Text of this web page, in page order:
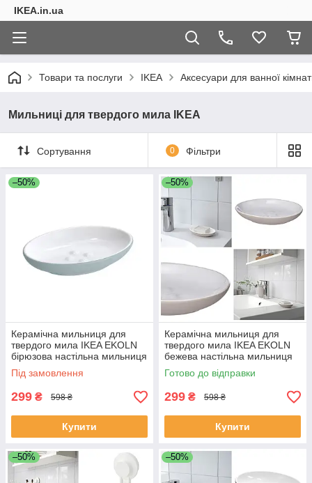
IKEA.in.ua
Товари та послуги IKEA Аксесуари для ванної
Мильниці для твердого мила IKEA
Сортування 0 Фільтри
–50%
Керамічна мильниця для
твердого мила IKEA EKOLN
бірюзова настільна мильниця
кам'яна кераміка 205.937.17
Під замовлення
299 ₴ 598 ₴
Купити
–50%
Керамічна мильниця для
твердого мила IKEA EKOLN
бежева настільна мильниця
кам'яна кераміка 204.930.01
Готово до відправки
299 ₴ 598 ₴
Купити
–50% –50%